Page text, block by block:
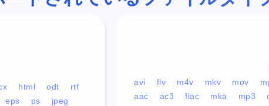
html odt
rtf
eps ps
jpeg
avi flv m4v mkv mov
aac
ac3 flac mka mp3